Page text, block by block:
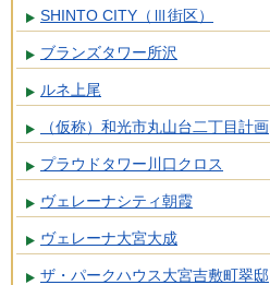
SHINTO CITY（Ⅲ街区）
ブランズタワー所沢
ルネ上尾
（仮称）和光市丸山台二丁目計画
プラウドタワー川口クロス
ヴェレーナシティ朝霞
ヴェレーナ大宮大成
ザ・パークハウス大宮吉敷町翠邸